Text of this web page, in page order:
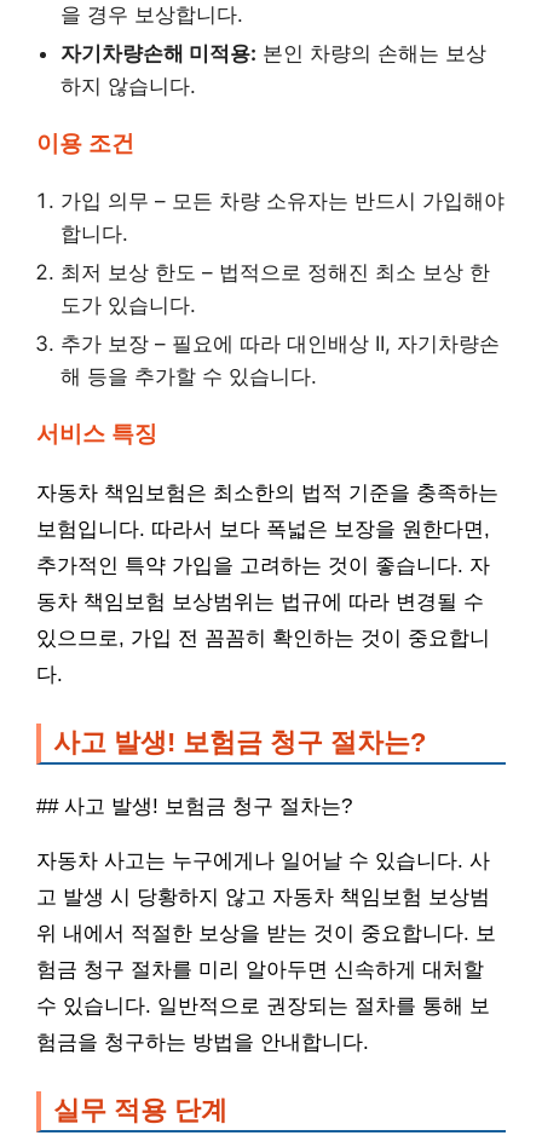
을 경우 보상합니다.
자기차량손해 미적용: 본인 차량의 손해는 보상
하지 않습니다.
이용 조건
가입 의무 – 모든 차량 소유자는 반드시 가입해야
합니다.
최저 보상 한도 – 법적으로 정해진 최소 보상 한
도가 있습니다.
추가 보장 – 필요에 따라 대인배상 II, 자기차량손
해 등을 추가할 수 있습니다.
서비스 특징
자동차 책임보험은 최소한의 법적 기준을 충족하는
보험입니다. 따라서 보다 폭넓은 보장을 원한다면,
추가적인 특약 가입을 고려하는 것이 좋습니다. 자
동차 책임보험 보상범위는 법규에 따라 변경될 수
있으므로, 가입 전 꼼꼼히 확인하는 것이 중요합니
다.
사고 발생! 보험금 청구 절차는?
## 사고 발생! 보험금 청구 절차는?
자동차 사고는 누구에게나 일어날 수 있습니다. 사
고 발생 시 당황하지 않고 자동차 책임보험 보상범
위 내에서 적절한 보상을 받는 것이 중요합니다. 보
험금 청구 절차를 미리 알아두면 신속하게 대처할
수 있습니다. 일반적으로 권장되는 절차를 통해 보
험금을 청구하는 방법을 안내합니다.
실무 적용 단계